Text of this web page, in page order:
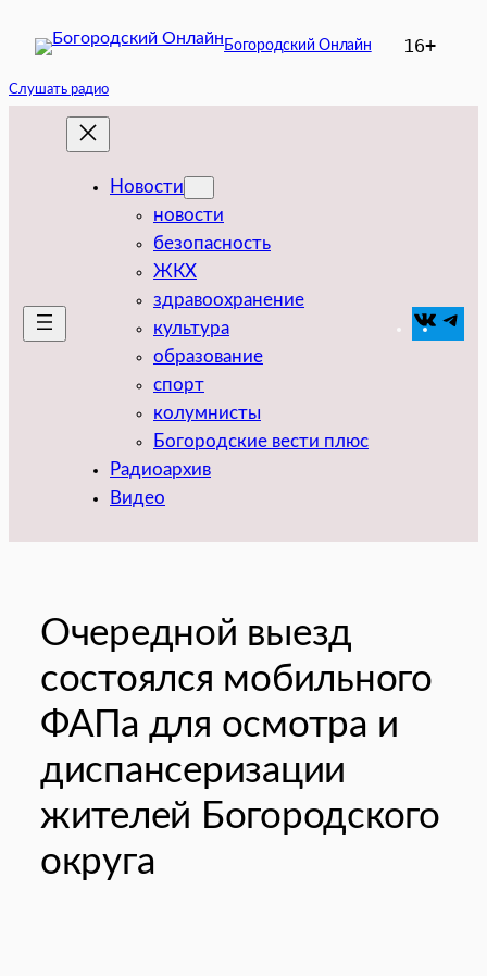
Богородский Онлайн 16+
Слушать радио
Новости
новости
безопасность
ЖКХ
здравоохранение
культура
образование
спорт
колумнисты
Богородские вести плюс
Радиоархив
Видео
VK
Очередной выезд
состоялся мобильного
ФАПа для осмотра и
диспансеризации
жителей Богородского
округа